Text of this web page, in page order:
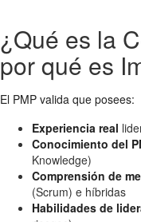
¿Qué es la
por qué es
El PMP valida que posees:
Experiencia real
Conocimiento del
Knowledge)
Comprensión de
(Scrum) e híbridas
Habilidades de